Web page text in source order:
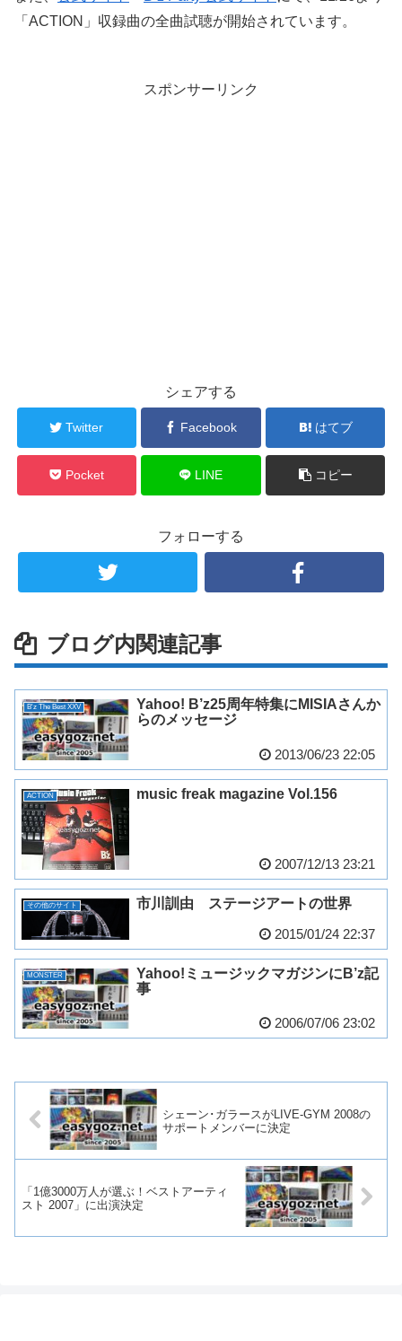
「ACTION」収録曲の全曲試聴が開始されています。
スポンサーリンク
シェアする
Twitter Facebook はてブ
Pocket LINE コピー
フォローする
ブログ内関連記事
B'z The Best XXV
Yahoo! B’z25周年特集にMISIAさんか
らのメッセージ
2013/06/23 22:05
ACTION music freak magazine Vol.156
2007/12/13 23:21
その他のサイト
市川訓由 ステージアートの世界
2015/01/24 22:37
MONSTER
Yahoo!ミュージックマガジンにB’z記
事
2006/07/06 23:02
シェーン･ガラースがLIVE-GYM 2008の
サポートメンバーに決定
「1億3000万人が選ぶ！ベストアーティ
スト 2007」に出演決定